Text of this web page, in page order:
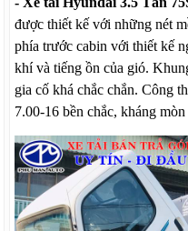
được thiết kế với những nét
phía trước cabin với thiết kế
khí và tiếng ồn của gió.
gia cốkhá chắc chắn.Công
7.00-16 bền chắc, kháng